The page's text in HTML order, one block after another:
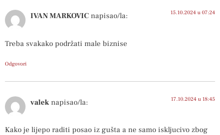
IVAN MARKOVIC napisao/la: 15.10.2024 u 07:24
Treba svakako podržati male biznise
Odgovori
valek napisao/la: 17.10.2024 u 18:45
Kako je lijepo raditi posao iz gušta a ne samo iskljucivo zbog